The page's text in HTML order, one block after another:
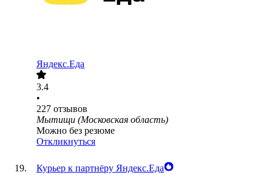
Яндекс.Еда
3.4
•
227 отзывов
Мытищи (Московская область)
Можно без резюме
Откликнуться
Курьер к партнёру Яндекс.Еда